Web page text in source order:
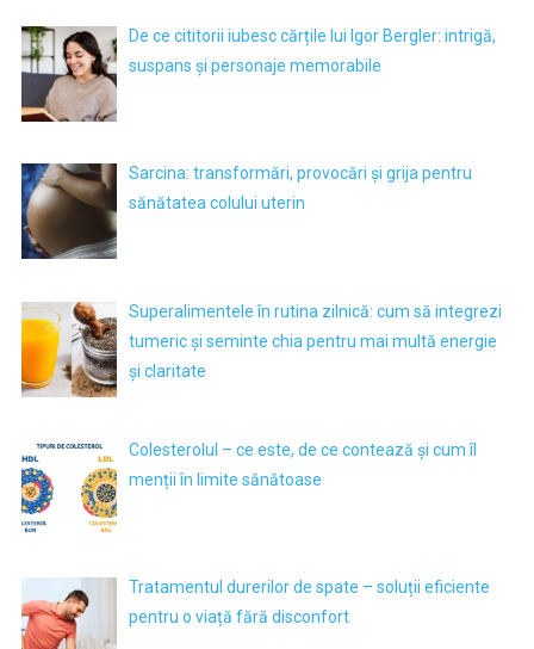
De ce cititorii iubesc cărțile lui Igor Bergler: intrigă,
suspans și personaje memorabile
Sarcina: transformări, provocări și grija pentru
sănătatea colului uterin
Superalimentele în rutina zilnică: cum să integrezi
tumeric și seminte chia pentru mai multă energie
și claritate
Colesterolul – ce este, de ce contează și cum îl
menții în limite sănătoase
Tratamentul durerilor de spate – soluții eficiente
pentru o viață fără disconfort